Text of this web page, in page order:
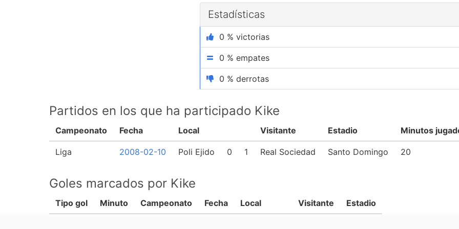
Estadísticas
0 % victorias
0 % empates
0 % derrotas
Partidos en los que ha participado Kike
Campeonato Fecha Local Visitante Estadio Minutos
Liga 2008-02-10 Poli Ejido 0 1 Real Sociedad Santo Domingo 20
Goles marcados por Kike
Tipo gol Minuto Campeonato Fecha Local Visitante Estadio